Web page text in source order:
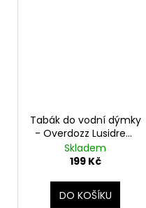
Tabák do vodní dýmky
- Overdozz Lusidrem
50g
Skladem
199 Kč
DO KOŠÍKU